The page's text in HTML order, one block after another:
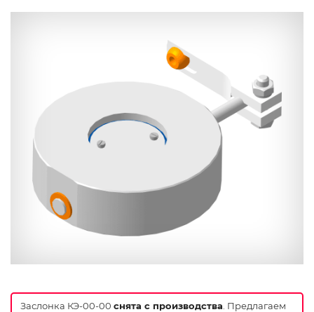
Заслонка КЭ-00-00 снята с производства . Предлагаем